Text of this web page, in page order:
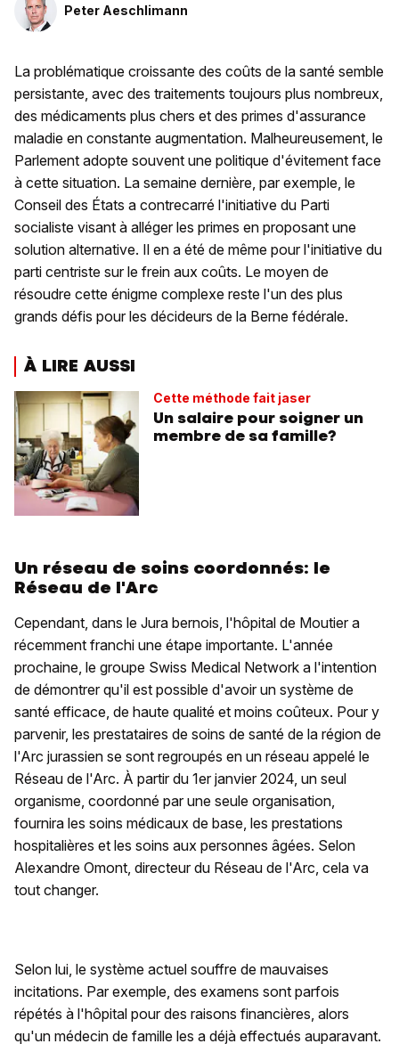
Peter Aeschlimann
La problématique croissante des coûts de la santé semble
persistante, avec des traitements toujours plus nombreux,
des médicaments plus chers et des primes d'assurance
maladie en constante augmentation. Malheureusement, le
Parlement adopte souvent une politique d'évitement face
à cette situation. La semaine dernière, par exemple, le
Conseil des États a contrecarré l'initiative du Parti
socialiste visant à alléger les primes en proposant une
solution alternative. Il en a été de même pour l'initiative du
parti centriste sur le frein aux coûts. Le moyen de
résoudre cette énigme complexe reste l'un des plus
grands défis pour les décideurs de la Berne fédérale.
À LIRE AUSSI
Cette méthode fait jaser
Un salaire pour soigner un
membre de sa famille?
Un réseau de soins coordonnés: le
Réseau de l'Arc
Cependant, dans le Jura bernois, l'hôpital de Moutier a
récemment franchi une étape importante. L'année
prochaine, le groupe Swiss Medical Network a l'intention
de démontrer qu'il est possible d'avoir un système de
santé efficace, de haute qualité et moins coûteux. Pour y
parvenir, les prestataires de soins de santé de la région de
l'Arc jurassien se sont regroupés en un réseau appelé le
Réseau de l'Arc. À partir du 1er janvier 2024, un seul
organisme, coordonné par une seule organisation,
fournira les soins médicaux de base, les prestations
hospitalières et les soins aux personnes âgées. Selon
Alexandre Omont, directeur du Réseau de l'Arc, cela va
tout changer.
Selon lui, le système actuel souffre de mauvaises
incitations. Par exemple, des examens sont parfois
répétés à l'hôpital pour des raisons financières, alors
qu'un médecin de famille les a déjà effectués auparavant.